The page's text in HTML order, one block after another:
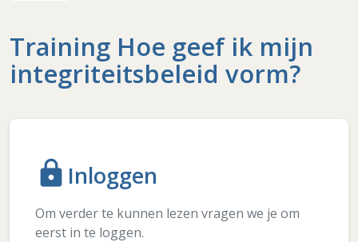
Training Hoe geef ik mijn
integriteitsbeleid vorm?
lock Inloggen
Om verder te kunnen lezen vragen we je om
eerst in te loggen.